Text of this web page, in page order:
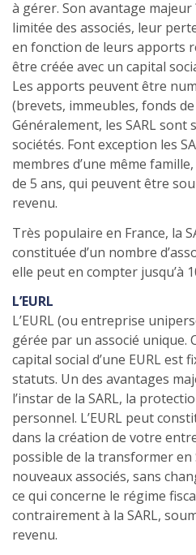
à gérer. Son avantage
limitée des associés, leur
en fonction de leurs apports
être créée avec un capital
Les apports peuvent être
(brevets, immeubles, fonds
Généralement, les SARL sont
sociétés. Font exception les
membres d’une même
de 5 ans, qui peuvent être
revenu.
Très populaire en France, la
constituée d’un nombre
elle peut en compter jusqu’à
L’EURL
L’EURL (ou entreprise
gérée par un associé unique.
capital social d’une EURL est
statuts. Un des avantages
l’instar de la SARL, la
personnel. L’EURL peut
dans la création de votre
possible de la transformer en
nouveaux associés, sans
ce qui concerne le régime
contrairement à la SARL,
revenu.